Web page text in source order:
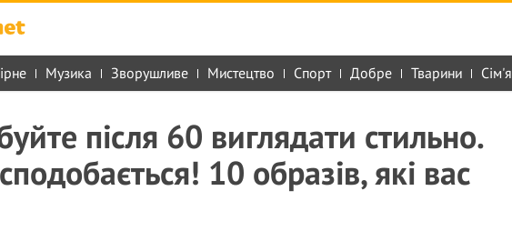
Музика Зворушливе Мистецтво Спорт Добре Тварини Сім'я
після 60 виглядати стильно.
10 образів, які вас